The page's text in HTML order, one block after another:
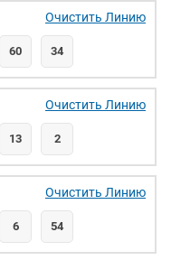
60 34
Очистить Линию
13 2
Очистить Линию
6 54
Очистить Линию